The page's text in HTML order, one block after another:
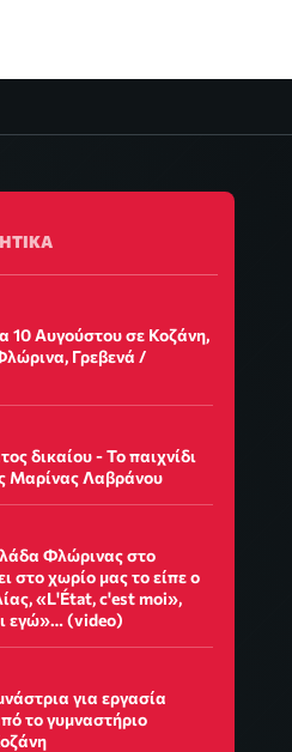
10 Αυγούστου σε Κοζάνη,
Γρεβενά /
δικαίου - Το παιχνίδι
Μαρίνας Λαβράνου
Φλώρινας στο
στο χωρίο μας το είπε ο
«L'État, c'est moi»,
εγώ»… (video)
για εργασία
το γυμναστήριο